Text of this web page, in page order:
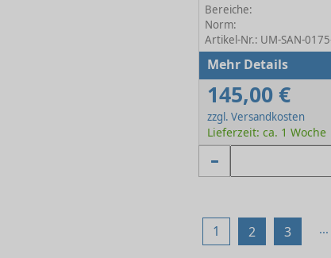
Bereiche:
Norm:
Artikel-Nr.: UM-SAN-
Mehr Details
145,00 €
zzgl. Versandkosten
Lieferzeit: ca. 1 Woche
1 2 3 ...